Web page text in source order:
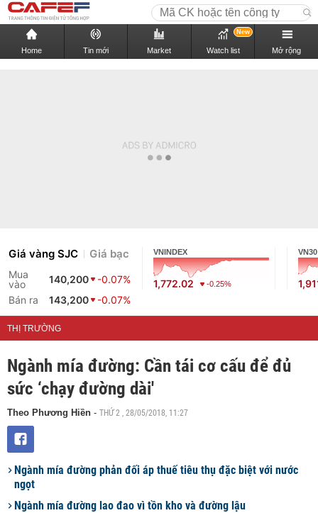
Home Tin mới Market Watch list
New
Mở rộng
Giá vàng SJC Giá bạc
Mua
vào
140,200
-0.07%
Bán ra
143,200 -0.07%
VNINDEX
1,772.02 -0.25%
VN30
THỊ TRƯỜNG
Ngành mía đường: Cần tái cơ cấu để đủ
sức ‘chạy đường dài'
Theo Phương Hiền - THỨ 2 , 28/05/2018, 11:27
Ngành mía đường phản đối áp thuế tiêu thụ đặc biệt với nước
ngọt
Ngành mía đường lao đao vì tồn kho và đường lậu